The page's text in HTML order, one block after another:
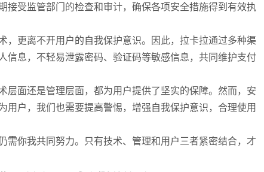
接受监管部门的检查和审计，确保各项安全措施得到有效执
，更离不开用户的自我保护意识。因此，拉卡拉通过多种渠
信息，不轻易泄露密码、验证码等敏感信息，共同维护支付
层面还是管理层面，都为用户提供了坚实的保障。然而，安
户，我们也需要提高警惕，增强自我保护意识，合理使用
需你我共同努力。只有技术、管理和用户三者紧密结合，才